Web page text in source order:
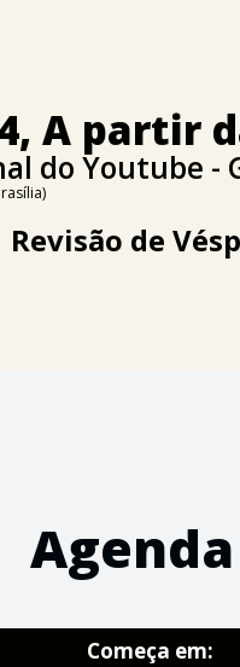
A partir
do Youtube -
Revisão de
Agenda
Começa em: